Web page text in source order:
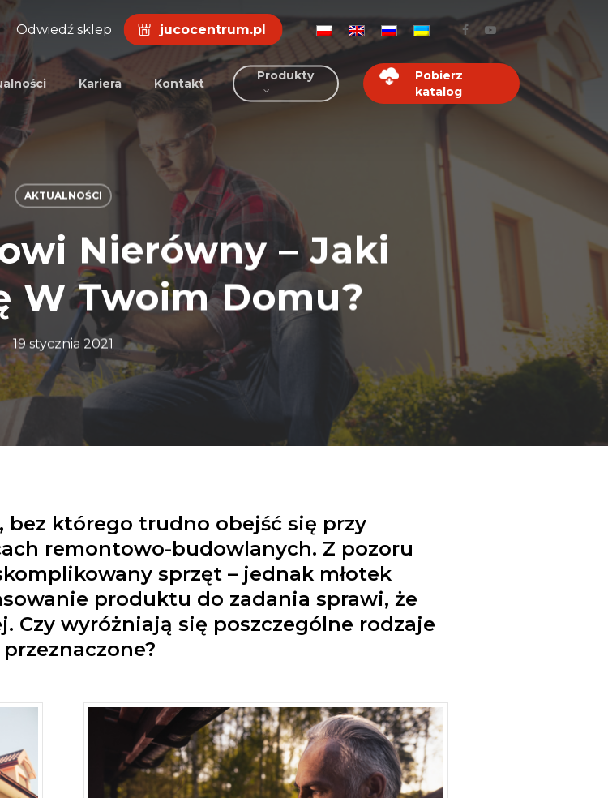
Odwiedź sklep jucocentrum.pl
Kariera Kontakt
Produkty
Pobierz
katalog
AKTUALNOŚCI
Nierówny – Jaki
W Twoim Domu?
19 stycznia 2021
bez którego trudno obejść się przy
remontowo-budowlanych. Z pozoru
sprzęt – jednak młotek
produktu do zadania sprawi, że
Czy wyróżniają się poszczególne rodzaje